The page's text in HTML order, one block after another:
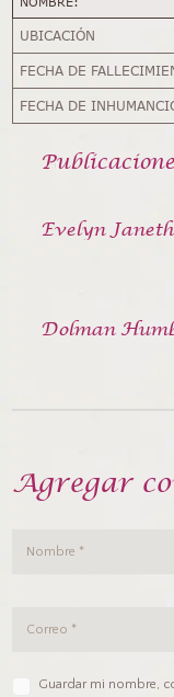
UBICACIÓN
FECHA DE
FECHA DE
Evelyn
Dolman
Agregar
Guardar mi nombre,